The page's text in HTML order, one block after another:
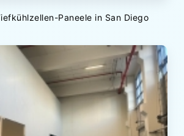
Paneele in San Diego